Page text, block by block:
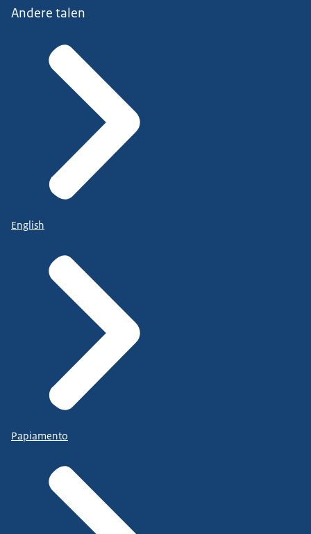
Andere talen
English
Papiamento